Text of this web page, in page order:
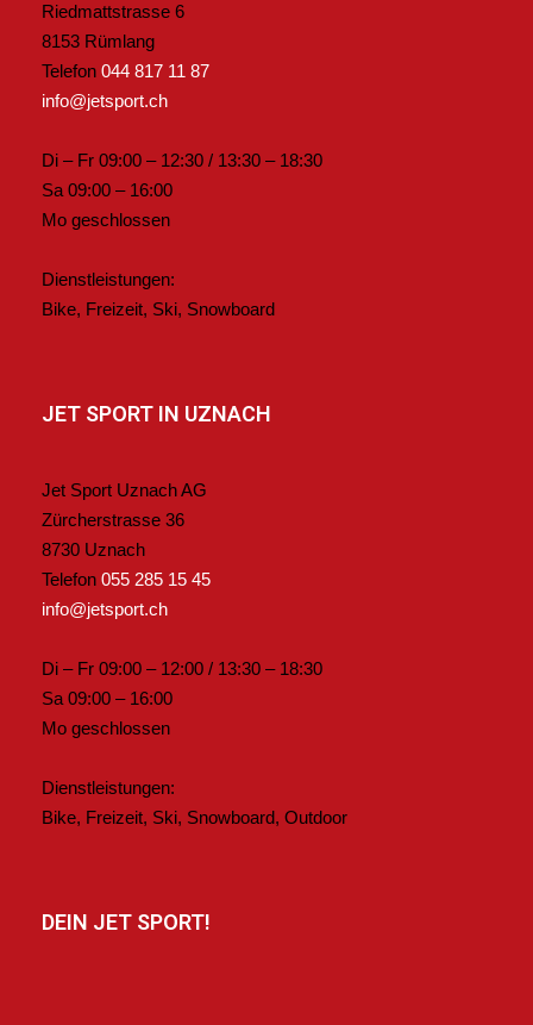
Riedmattstrasse 6
8153 Rümlang
Telefon 044 817 11 87
info@jetsport.ch
Di – Fr 09:00 – 12:30 / 13:30 – 18:30
Sa 09:00 – 16:00
Mo geschlossen
Dienstleistungen:
Bike, Freizeit, Ski, Snowboard
JET SPORT IN UZNACH
Jet Sport Uznach AG
Zürcherstrasse 36
8730 Uznach
Telefon 055 285 15 45
info@jetsport.ch
Di – Fr 09:00 – 12:00 / 13:30 – 18:30
Sa 09:00 – 16:00
Mo geschlossen
Dienstleistungen:
Bike, Freizeit, Ski, Snowboard, Outdoor
DEIN JET SPORT!